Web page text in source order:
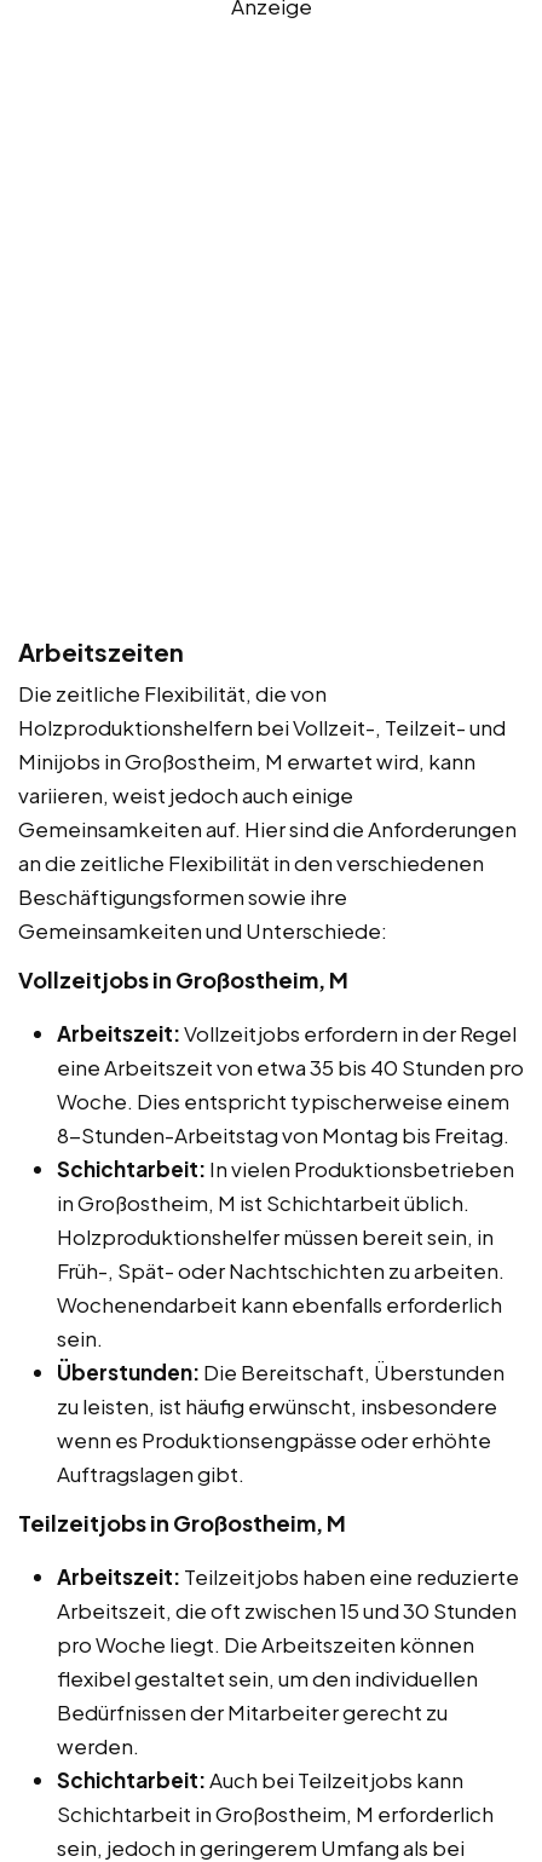
Anzeige
Arbeitszeiten
Die zeitliche Flexibilität, die von
Holzproduktionshelfern bei Vollzeit-, Teilzeit- und
Minijobs in Großostheim, M erwartet wird, kann
variieren, weist jedoch auch einige
Gemeinsamkeiten auf. Hier sind die Anforderungen
an die zeitliche Flexibilität in den verschiedenen
Beschäftigungsformen sowie ihre
Gemeinsamkeiten und Unterschiede:
Vollzeitjobs in Großostheim, M
Arbeitszeit:Vollzeitjobs erfordern in der Regel
eine Arbeitszeit von etwa 35 bis 40 Stunden pro
Woche. Dies entspricht typischerweise einem
8-Stunden-Arbeitstag von Montag bis Freitag.
Schichtarbeit: In vielen Produktionsbetrieben
in Großostheim, M ist Schichtarbeit üblich.
Holzproduktionshelfer müssen bereit sein, in
Früh-, Spät- oder Nachtschichten zu arbeiten.
Wochenendarbeit kann ebenfalls erforderlich
sein.
Überstunden: Die Bereitschaft, Überstunden
zu leisten, ist häufig erwünscht, insbesondere
wenn es Produktionsengpässe oder erhöhte
Auftragslagen gibt.
Teilzeitjobs in Großostheim, M
Arbeitszeit: Teilzeitjobs haben eine reduzierte
Arbeitszeit, die oft zwischen 15 und 30 Stunden
pro Woche liegt. Die Arbeitszeiten können
flexibel gestaltet sein, um den individuellen
Bedürfnissen der Mitarbeiter gerecht zu
werden.
Schichtarbeit:Auch bei Teilzeitjobs kann
Schichtarbeit in Großostheim, M erforderlich
sein, jedoch in geringerem Umfang als bei